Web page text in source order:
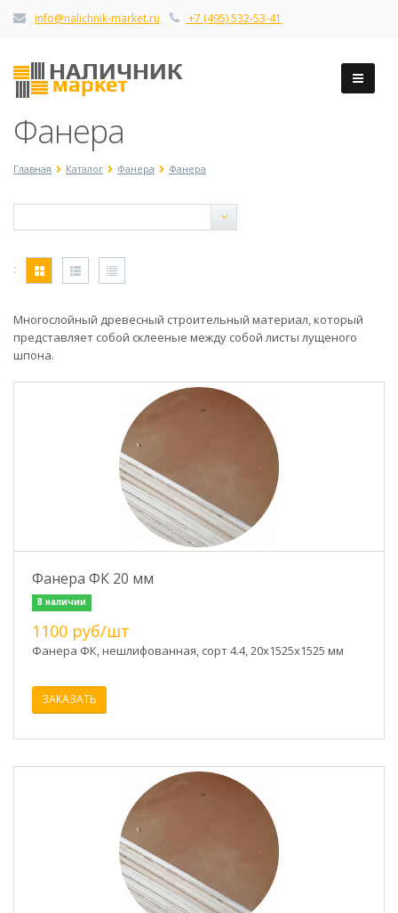
info@nalichnik-market.ru +7 (495) 532-53-41
Фанера
Главная Каталог Фанера Фанера
:
Многослойный древесный строительный материал, который
представляет собой склееные между собой листы лущеного
шпона.
Фанера ФК 20 мм
В наличии
1100 руб/шт
Фанера ФК, нешлифованная, сорт 4.4, 20x1525х1525 мм
ЗАКАЗАТЬ